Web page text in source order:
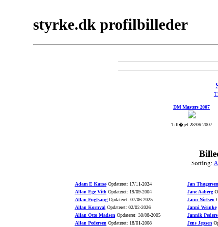
styrke.dk profilbilleder
DM Masters 2007
Tilf�jet 28/06-2007
Sorting:
Adam E KarsøOpdateret: 17/11-2024
Allan Ege Vith Opdateret: 19/09-2004
Allan FuglsangOpdateret: 07/06-2025
Allan KornvalOpdateret: 02/02-2026
Allan Otto Madsen Opdateret: 30/08-2005
Allan Pedersen Opdateret: 18/01-2008
Jan Thøgersen
Jane Aaberg
Jann Nielsen
Janni Weinke
Jannik
Jens Jepsen